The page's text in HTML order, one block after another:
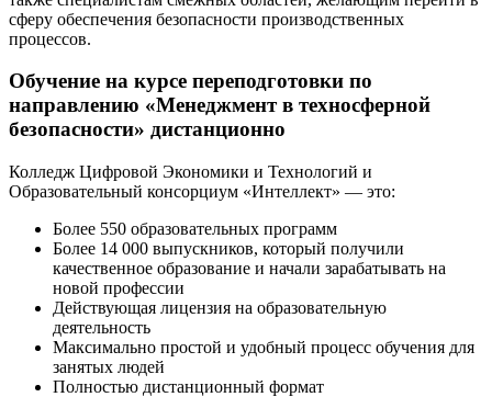
сферу обеспечения безопасности производственных
процессов.
Обучение на курсе переподготовки по
направлению «Менеджмент в техносферной
безопасности» дистанционно
Колледж Цифровой Экономики и Технологий и
Образовательный консорциум «Интеллект» — это:
Более 550 образовательных программ
Более 14 000 выпускников, который получили
качественное образование и начали зарабатывать на
новой профессии
Действующая лицензия на образовательную
деятельность
Максимально простой и удобный процесс обучения для
занятых людей
Полностью дистанционный формат